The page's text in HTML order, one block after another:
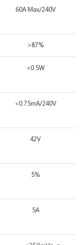
60A Max/240V
>87%
<0.5W
<0.75mA/240V
42V
5%
5A